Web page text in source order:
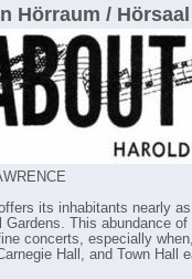
Hörraum /
its inhabitants nearly
Gardens. This abundance
concerts, especially
Hall, and Town Hall